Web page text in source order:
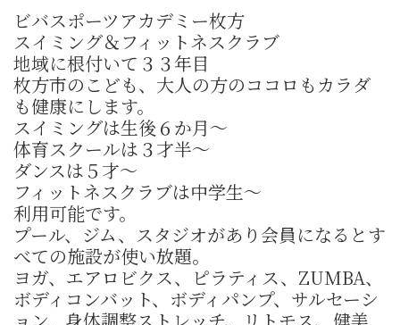
ビバスポーツアカデミー枚方
スイミング＆フィットネスクラブ
地域に根付いて３３年目
枚方市のこども、大人の方のココロもカラダ
も健康にします。
スイミングは生後６か月〜
体育スクールは３才半〜
ダンスは５才〜
フィットネスクラブは中学生〜
利用可能です。
プール、ジム、スタジオがあり会員になるとす
べての施設が使い放題。
ヨガ、エアロビクス、ピラティス、ZUMBA、
ボディコンバット、ボディパンプ、サルセーシ